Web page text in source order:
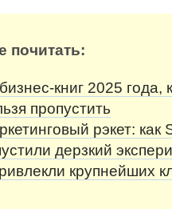
почитать:
книг 2025 года,
пропустить
рэкет: как
дерзкий
крупнейших